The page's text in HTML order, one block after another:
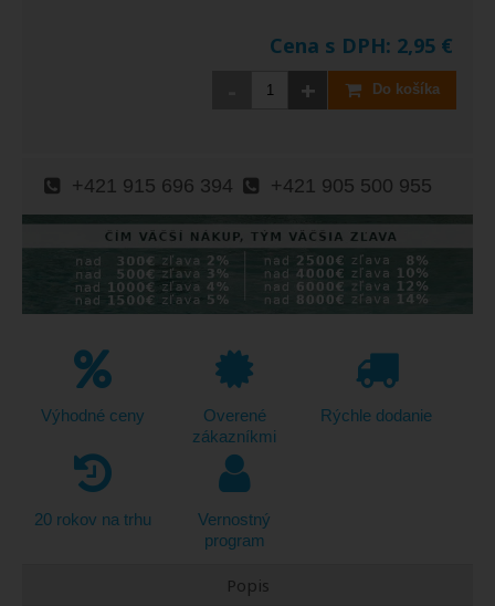
Cena s DPH: 2,95 €
+ Do košíka
+421 915 696 394 +421 905 500 955
Výhodné ceny
Overené
zákazníkmi
Rýchle dodanie
20 rokov na trhu
Vernostný
program
Popis